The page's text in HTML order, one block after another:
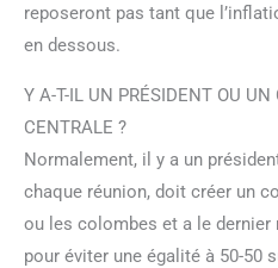
reposeront pas tant que
en dessous.
Y A-T-IL UN PRÉSIDENT OU UN
CENTRALE ?
Normalement, il y a un
chaque réunion, doit créer un
ou les colombes et a le
pour éviter une égalité à 50-50